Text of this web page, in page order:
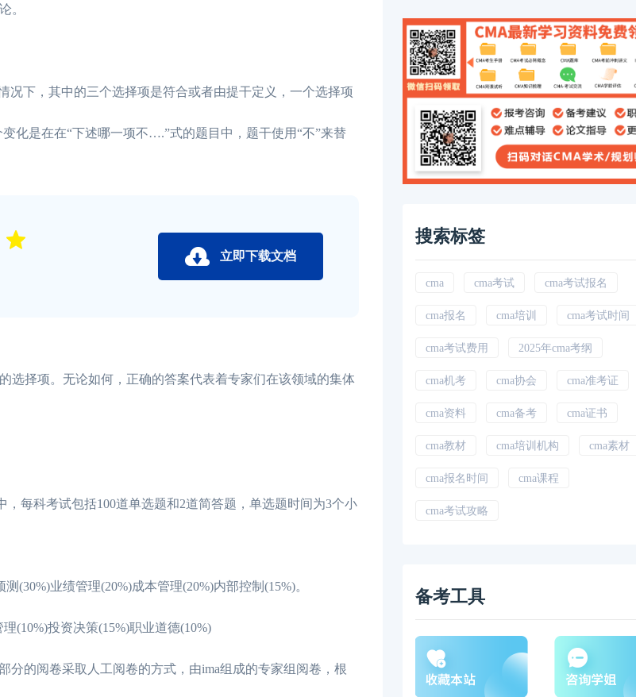
。
下，其中的三个选择项是符合或者由提干定义，一个选择项
化是在在“下述哪一项不….”式的题目中，题干使用“不”来替
立即下载文档
择项。无论如何，正确的答案代表着专家们在该领域的集体
科考试包括100道单选题和2道简答题，单选题时间为3个小
业绩管理(20%)成本管理(20%)内部控制(15%)。
(10%)投资决策(15%)职业道德(10%)
的阅卷采取人工阅卷的方式，由ima组成的专家组阅卷，根
搜索标签
cma cma考试 cma考试报名
cma报名 cma培训 cma考试时间
cma考试费用 2025年cma考纲
cma机考 cma协会 cma准考证
cma资料 cma备考 cma证书
cma教材 cma培训机构 cma素材
cma报名时间 cma课程
cma考试攻略
备考工具